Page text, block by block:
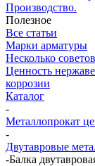
Производство.
Полезное
Все статьи
Марки арматуры
Несколько
Ценность
коррозии
Каталог
-
Металлопрокат
-
Двутавровые
-Балка